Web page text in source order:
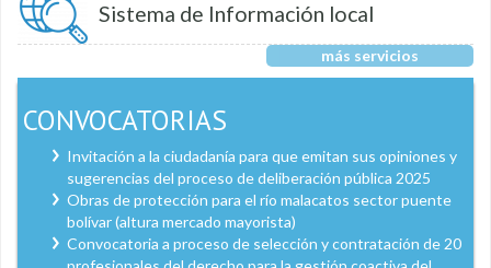
Sistema de Información local
más servicios
CONVOCATORIAS
Invitación a la ciudadanía para que emitan sus opiniones y
sugerencias del proceso de deliberación pública 2025
Obras de protección para el río malacatos sector puente
bolívar (altura mercado mayorista)
Convocatoria a proceso de selección y contratación de 20